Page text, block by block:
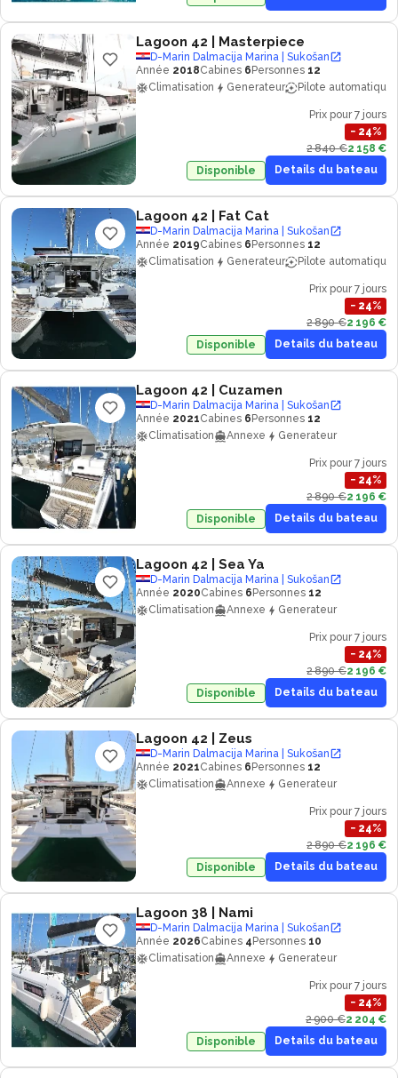
Lagoon 42 | Masterpiece
D-Marin Dalmacija Marina | Sukošan
Année 2018Cabines 6 Personnes 12
Climatisation
Generateur Pilote automatique
Prix pour 7 jours
− 24%
2 840 €2 158 €
Disponible
Details du bateau
Lagoon 42 | Fat Cat
D-Marin Dalmacija Marina | Sukošan
Année 2019Cabines 6 Personnes 12
Climatisation
Generateur Pilote automatique
Prix pour 7 jours
− 24%
2 890 €2 196 €
Disponible
Details du bateau
Lagoon 42 | Cuzamen
D-Marin Dalmacija Marina | Sukošan
Année 2021Cabines 6 Personnes 12
Climatisation
Annexe Generateur
Prix pour 7 jours
− 24%
2 890 €2 196 €
Disponible
Details du bateau
Lagoon 42 | Sea Ya
D-Marin Dalmacija Marina | Sukošan
Année 2020Cabines 6 Personnes 12
Climatisation
Annexe Generateur
Prix pour 7 jours
− 24%
2 890 €2 196 €
Disponible
Details du bateau
Lagoon 42 | Zeus
D-Marin Dalmacija Marina | Sukošan
Année 2021Cabines 6 Personnes 12
Climatisation
Annexe Generateur
Prix pour 7 jours
− 24%
2 890 €2 196 €
Disponible
Details du bateau
Lagoon 38 | Nami
D-Marin Dalmacija Marina | Sukošan
Année 2026Cabines 4 Personnes 10
Climatisation
Annexe Generateur
Prix pour 7 jours
− 24%
2 900 €2 204 €
Disponible
Details du bateau